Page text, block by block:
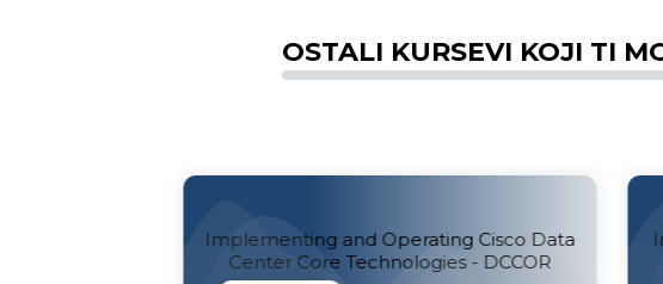
OSTALI KURSEVI KOJI TI
Implementing Cisco Application Centric
Infrastructure - DCACI